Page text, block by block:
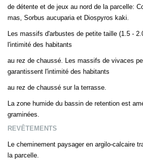
de détente et de jeux au nord de la parcelle:
mas, Sorbus aucuparia et Diospyros kaki.
Les massifs d'arbustes de petite taille (1.5 -
l'intimité des habitants
au rez de chaussé. Les massifs de vivaces
garantissent l'intimité des habitants
au rez de chaussé sur la terrasse.
La zone humide du bassin de retention est
graminées.
REVÊTEMENTS
Le cheminement paysager en argilo-calcaire
la parcelle.